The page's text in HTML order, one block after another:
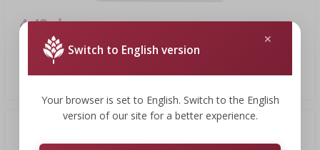
Kwasomix - regulator kwasowości
4,49 zł
Switch to English version
Your browser is set to English. Switch to the English
version of our site for a better experience.